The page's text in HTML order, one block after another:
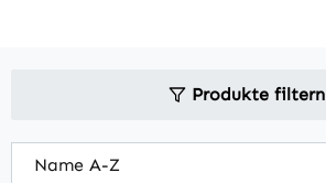
Produkte filtern